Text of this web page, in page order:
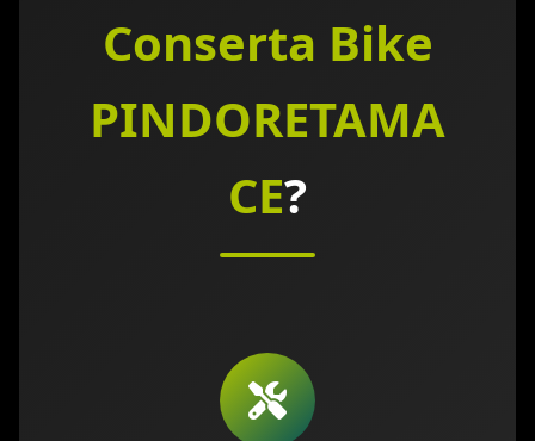
Conserta Bike
PINDORETAMA
CE?